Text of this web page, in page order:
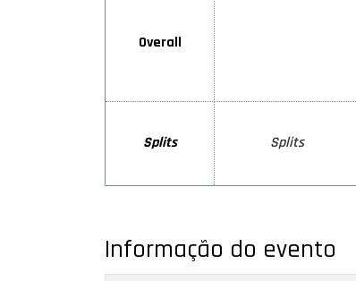
Overall
Splits Splits
Informação do evento